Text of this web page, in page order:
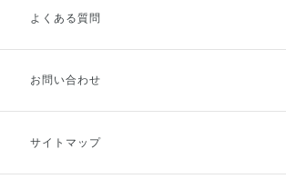
ご利用ガイドトップ
お支払方法
キャンセル・返品・交換
よくある質問
お問い合わせ
サイトマップ